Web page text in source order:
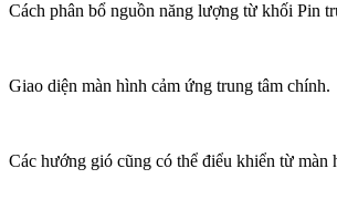
Cách phân bổ nguồn năng lượng từ khối Pin
Giao diện màn hình cảm ứng trung tâm chính.
Các hướng gió cũng có thể điểu khiển từ màn